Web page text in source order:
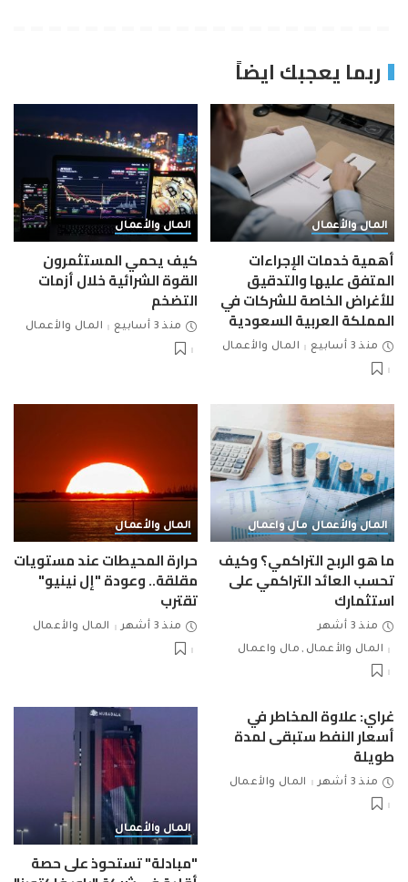
ربما يعجبك ايضاً
المال والأعمال
أهمية خدمات الإجراءات
المتفق عليها والتدقيق
للأغراض الخاصة للشركات في
المملكة العربية السعودية
منذ 3 أسابيع المال والأعمال
المال والأعمال
كيف يحمي المستثمرون
القوة الشرائية خلال أزمات
التضخم
منذ 3 أسابيع المال والأعمال
المال والأعمال مال واعمال
ما هو الربح التراكمي؟ وكيف
تحسب العائد التراكمي على
استثمارك
منذ 3 أشهر
المال والأعمال
مال واعمال
المال والأعمال
حرارة المحيطات عند مستويات
مقلقة.. وعودة "إل نينيو"
تقترب
منذ 3 أشهر المال والأعمال
غراي: علاوة المخاطر في
أسعار النفط ستبقى لمدة
طويلة
منذ 3 أشهر المال والأعمال
المال والأعمال
"مبادلة" تستحوذ على حصة